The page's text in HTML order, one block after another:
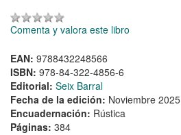
Comenta y valora este libro
EAN: 9788432248566
ISBN: 978-84-322-4856-6
Editorial: Seix Barral
Fecha de la edición: Noviembre 2025
Encuadernación: Rústica
Páginas: 384